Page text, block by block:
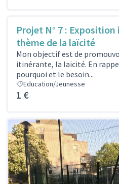
Projet N° 7 :
thème de la laïcité
Mon objectif est de
itinérante, la laïcité. En
pourquoi et le besoin...
Education/Jeunesse
1 €